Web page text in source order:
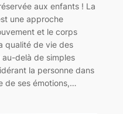
aux enfants ! La
une approche
et le corps
qualité de vie des
au-delà de simples
la personne dans
de ses émotions,…